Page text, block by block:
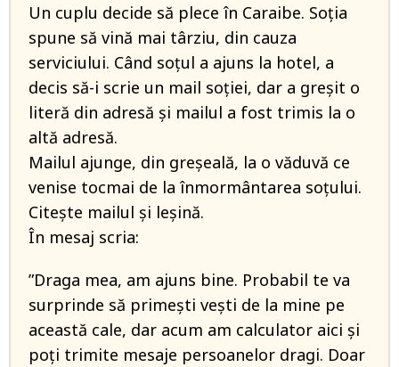
Un cuplu decide să plece în Caraibe. Soția
spune să vină mai târziu, din cauza
serviciului. Când soțul a ajuns la hotel, a
decis să-i scrie un mail soției, dar a greșit o
literă din adresă și mailul a fost trimis la o
altă adresă.
Mailul ajunge, din greșeală, la o văduvă ce
venise tocmai de la înmormântarea soțului.
Citește mailul și leșină.
În mesaj scria:
”Draga mea, am ajuns bine. Probabil te va
surprinde să primești vești de la mine pe
această cale, dar acum am calculator aici și
poți trimite mesaje persoanelor dragi. Doar